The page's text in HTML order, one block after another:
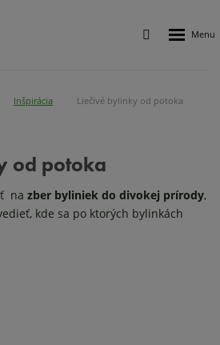
Vyhledávání
Inšpirácia Liečivé bylinky od potoka
od potoka
na zber byliniek do divokej prírody,
kde sa po ktorých bylinkách